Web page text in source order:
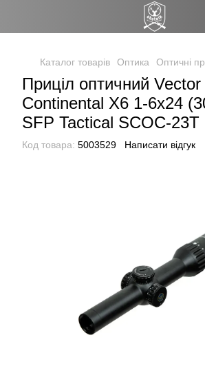
Каталог товарів Оптика Оптичні
Приціл оптичний
Continental X6 1-6x24
SFP Tactical SCOC-23T
Код товара: 5003529 Написати відгук